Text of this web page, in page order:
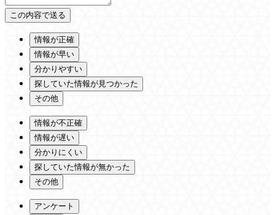
情報が正確
情報が早い
分かりやすい
探していた情報が見つかった
その他
情報が不正確
情報が遅い
分かりにくい
探していた情報が無かった
その他
アンケート